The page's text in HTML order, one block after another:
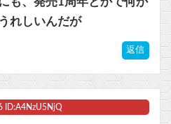
れしいんだが
返信
ID:A4NzU5NjQ